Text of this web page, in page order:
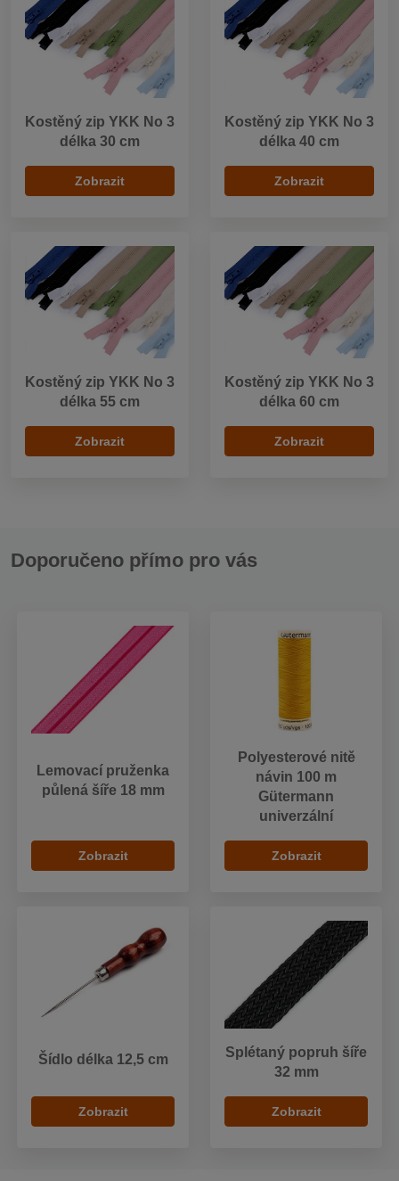
Kostěný zip YKK No 3
délka 30 cm
Zobrazit
Kostěný zip YKK No 3
délka 40 cm
Zobrazit
Kostěný zip YKK No 3
délka 55 cm
Zobrazit
Kostěný zip YKK No 3
délka 60 cm
Zobrazit
Doporučeno přímo pro vás
Lemovací pruženka
půlená šíře 18 mm
Zobrazit
Polyesterové nitě
návin 100 m
Gütermann
univerzální
Zobrazit
Šídlo délka 12,5 cm
Zobrazit
Splétaný popruh šíře
32 mm
Zobrazit